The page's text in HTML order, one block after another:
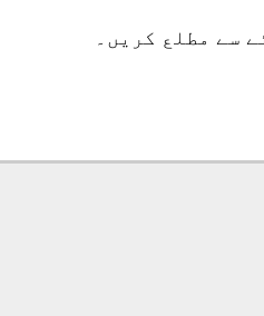
سے مطلع کریں۔